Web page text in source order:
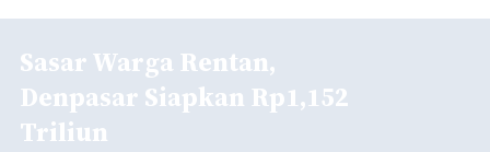
Sasar Warga Rentan,
Denpasar Siapkan Rp1,152
Triliun